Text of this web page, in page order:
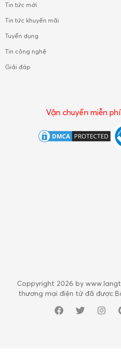
Tin tức mới
Tin tức khuyến mãi
Tuyển dụng
Tin công nghệ
Giải đáp
Vận chuyển miễn
Coppyright 2026 by
thương mại điện tử đã được